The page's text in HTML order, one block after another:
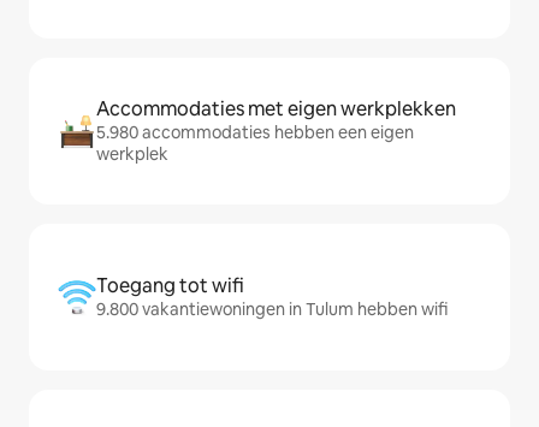
Accommodaties met eigen werkplekken
5.980 accommodaties hebben een eigen
werkplek
Toegang tot wifi
9.800 vakantiewoningen in Tulum hebben wifi